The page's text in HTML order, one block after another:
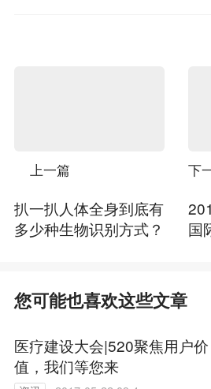
上一篇
扒一扒人体全身到底有
多少种生物识别方式？
下
国
您可能也喜欢这些文章
医疗建设大会|520聚焦用户价
值，我们等您来